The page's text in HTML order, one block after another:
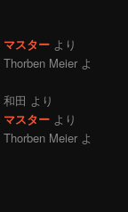
マスター より
Thorben Meier よ
和田 より
マスター より
Thorben Meier よ